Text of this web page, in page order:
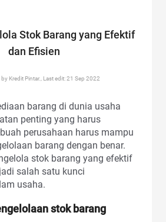
Stok Barang yang Efektif
dan Efisien
Kredit Pintar., Last edit: 21 Sep 2022
barang di dunia usaha
penting yang harus
perusahaan harus mampu
barang dengan benar.
stok barang yang efektif
salah satu kunci
usaha.
stok barang